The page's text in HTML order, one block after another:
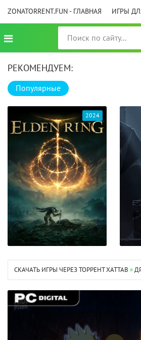
ZONATORRENT.FUN - ГЛАВНАЯ ИГРЫ
РЕКОМЕНДУЕМ:
Популярные
2024
СКАЧАТЬ ИГРЫ ЧЕРЕЗ ТОРРЕНТ XATTAB »